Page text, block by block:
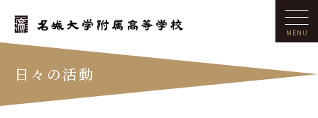
日々の活動